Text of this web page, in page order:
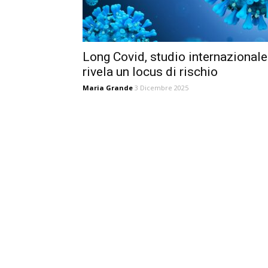
Long Covid, studio internazionale
rivela un locus di rischio
Maria Grande 3 Dicembre 2025